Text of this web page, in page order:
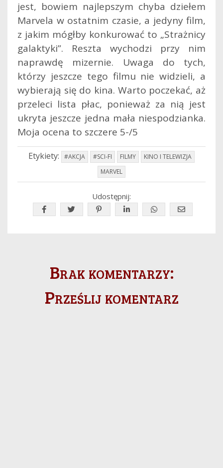
jest, bowiem najlepszym chyba dziełem
Marvela w ostatnim czasie, a jedyny film,
z jakim mógłby konkurować to „Strażnicy
galaktyki”. Reszta wychodzi przy nim
naprawdę mizernie. Uwaga do tych,
którzy jeszcze tego filmu nie widzieli, a
wybierają się do kina. Warto poczekać, aż
przeleci lista płac, ponieważ za nią jest
ukryta jeszcze jedna mała niespodzianka.
Moja ocena to szczere 5-/5
Etykiety: #AKCJA #SCI-FI FILMY
KINO I TELEWIZJA
MARVEL
Udostępnij:
Brak komentarzy:
Prześlij komentarz